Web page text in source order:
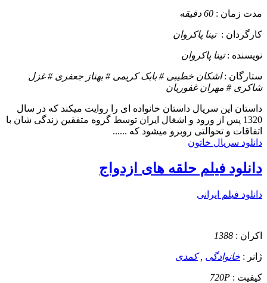
مدت زمان : 60 دقیقه
کارگردان : تینا پاکروان
نویسنده :تینا پاکروان
ستارگان :اشکان خطیبی # بابک کریمی # بهناز جعفری # غزل
شاکری # مهران غفوریان
داستان این سریال داستان خانواده ای را روایت میکند که در سال
1320 پس از ورود و اشغال ایران توسط گروه متفقین زندگی شان با
اتفاقات و تحوالتی روبرو میشود که ......
دانلود سریال خاتون
دانلود فیلم حلقه های ازدواج
دانلود فیلم ایرانی
اکران : 1388
ژانر : خانوادگی ,کمدی
کیفیت : 720P